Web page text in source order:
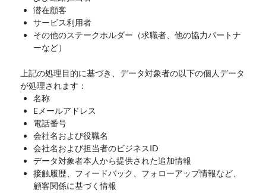
潜在顧客
サービス利用者
その他のステークホルダー（求職者、他の協力パートナ
ーなど）
上記の処理目的に基づき、データ対象者の以下の個人データ
が処理されます：
名称
Eメールアドレス
電話番号
会社名および役職名
会社名および担当者のビジネスID
データ対象者本人から提供された追加情報
接触履歴、フィードバック、フォローアップ情報など、
顧客関係に基づく情報